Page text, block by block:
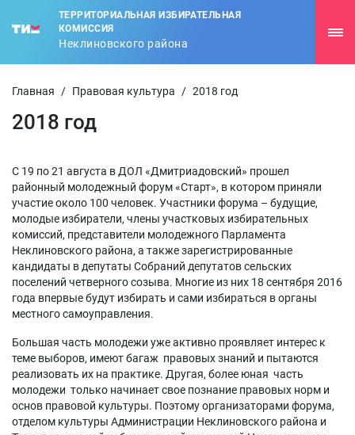
ТЕРРИТОРИАЛЬНАЯ ИЗБИРАТЕЛЬНАЯ
КОМИССИЯ
Неклиновского района
Главная / Правовая культура / 2018 год
2018 год
С 19 по 21 августа в ДОЛ «Дмитриадовский» прошел
районный молодежный форум «Старт», в котором приняли
участие около 100 человек. Участники форума – будущие,
молодые избиратели, члены участковых избирательных
комиссий, представители молодежного Парламента
Неклиновского района, а также зарегистрированные
кандидаты в депутаты Собраний депутатов сельских
поселений четверного созыва. Многие из них 18 сентября 2016
года впервые будут избирать и сами избираться в органы
местного самоуправления.
Большая часть молодежи уже активно проявляет интерес к
теме выборов, имеют багаж правовых знаний и пытаются
реализовать их на практике. Другая, более юная часть
молодежи только начинает свое познание правовых норм и
основ правовой культуры. Поэтому организаторами форума,
отделом культуры Администрации Неклиновского района и